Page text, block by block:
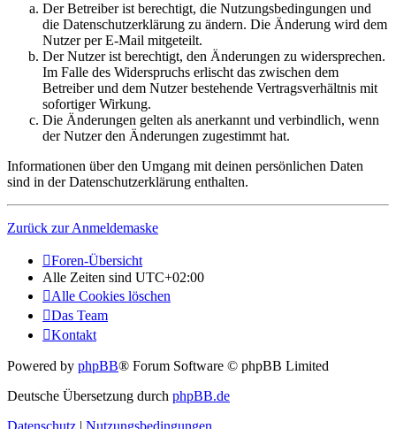
Der Betreiber ist berechtigt, die Nutzungsbedingungen und
die Datenschutzerklärung zu ändern. Die Änderung wird dem
Nutzer per E-Mail mitgeteilt.
Der Nutzer ist berechtigt, den Änderungen zu widersprechen.
Im Falle des Widerspruchs erlischt das zwischen dem
Betreiber und dem Nutzer bestehende Vertragsverhältnis mit
sofortiger Wirkung.
Die Änderungen gelten als anerkannt und verbindlich, wenn
der Nutzer den Änderungen zugestimmt hat.
Informationen über den Umgang mit deinen persönlichen Daten
sind in der Datenschutzerklärung enthalten.
Zurück zur Anmeldemaske
Foren-Übersicht
Alle Zeiten sind UTC+02:00
Alle Cookies löschen
Das Team
Kontakt
Powered by phpBB® Forum Software © phpBB Limited
Deutsche Übersetzung durch phpBB.de